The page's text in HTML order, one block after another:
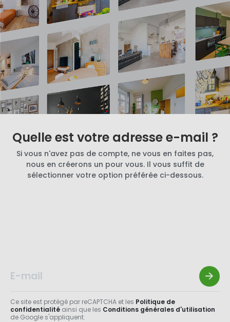
Quelle est votre adresse e-mail ?
Si vous n'avez pas de compte, ne vous en faites pas,
nous en créerons un pour vous. Il vous suffit de
sélectionner votre option préférée ci-dessous.
Ce site est protégé par reCAPTCHA et les Politique de
confidentialité ainsi que les Conditions générales d'utilisation
de Google s'appliquent.